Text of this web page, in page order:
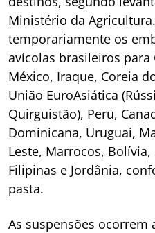
Ministério da
temporariamente os
avícolas brasileiros para
México, Iraque, Coreia
União EuroAsiática
Quirguistão), Peru,
Dominicana, Uruguai,
Leste, Marrocos,
Filipinas e Jordânia,
pasta.
As suspensões ocorrem